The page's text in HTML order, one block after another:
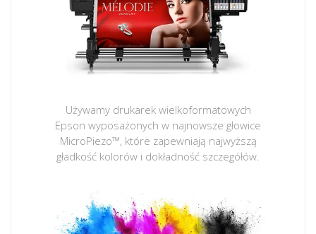
Używamy drukarek wielkoformatowych
Epson wyposażonych w najnowsze głowice
MicroPiezo™, które zapewniają najwyższą
gładkość kolorów i dokładność szczegółów.